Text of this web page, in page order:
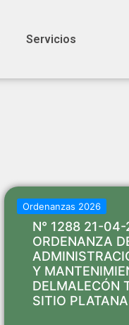
Servicios
Ordenanzas 2026
N° 1288 21-
ORDENANZA
Y
DELMALECÓN
SITIO